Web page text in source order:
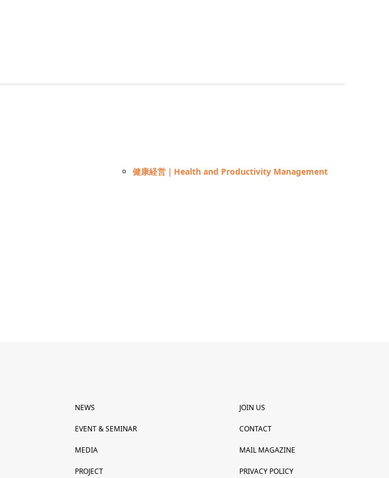
健康経営｜Health and Productivity Management
NEWS
EVENT & SEMINAR
MEDIA
PROJECT
JOIN US
CONTACT
MAIL MAGAZINE
PRIVACY POLICY